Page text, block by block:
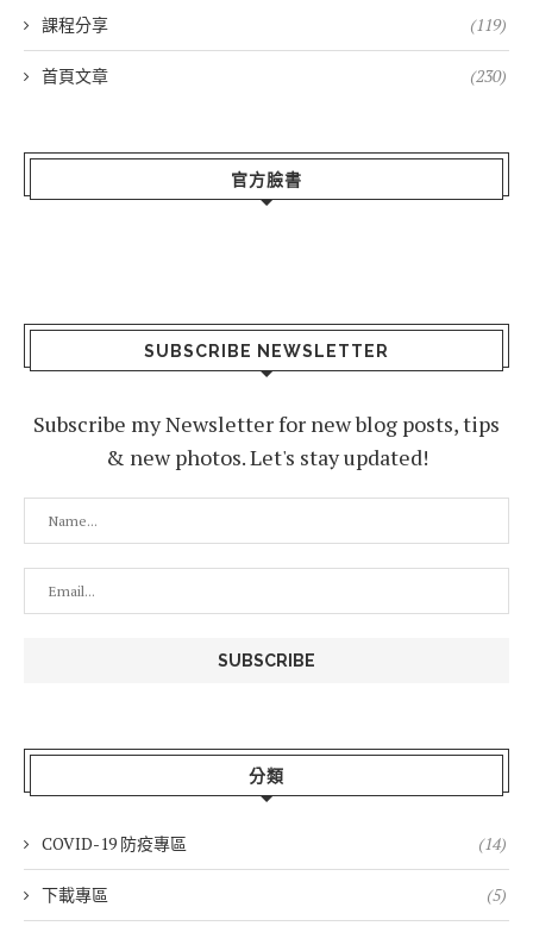
課程分享 (119)
首頁文章 (230)
官方臉書
SUBSCRIBE NEWSLETTER
Subscribe my Newsletter for new blog posts, tips
& new photos. Let's stay updated!
分類
COVID-19 防疫專區 (14)
下載專區 (5)